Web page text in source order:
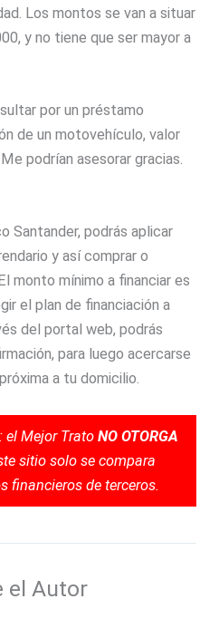
Los montos se van a situar
y no tiene que ser mayor a
por un préstamo
de un motovehículo, valor
podrían asesorar gracias.
Santander, podrás aplicar
y así comprar o
monto mínimo a financiar es
el plan de financiación a
del portal web, podrás
para luego acercarse
a tu domicilio.
el Mejor Trato NO OTORGA
sitio solo se compara
financieros de terceros.
el Autor